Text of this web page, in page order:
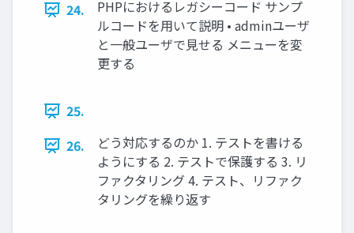
24.
PHPにおけるレガシーコード サンプ
ルコードを用いて説明 • adminユーザ
と一般ユーザで見せる メニューを変
更する
25.
26.
どう対応するのか 1. テストを書ける
ようにする 2. テストで保護する 3. リ
ファクタリング 4. テスト、リファク
タリングを繰り返す